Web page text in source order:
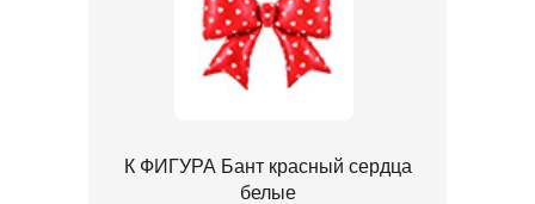
К ФИГУРА Бант красный сердца
белые